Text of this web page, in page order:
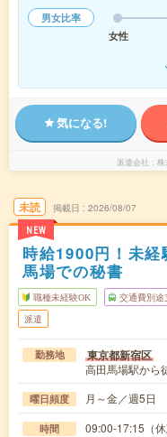
男女比率
女性
気になる!
派遣会社 株
未読
NEW
掲載日 2026/08/07
時給1900円！未
馬場での秘書
職種未経験OK 交通費別途
派遣
勤務地 東京都新宿区
高田馬場駅から
曜日頻度 月～金／週5日
時間 09:00-17:15（